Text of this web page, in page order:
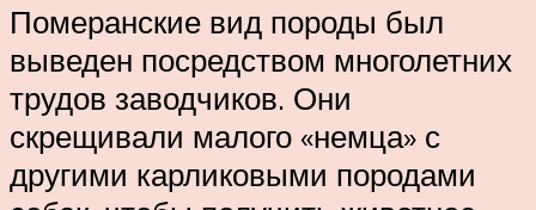
Померанские вид породы был
выведен посредством многолетних
трудов заводчиков. Они
скрещивали малого «немца» с
другими карликовыми породами